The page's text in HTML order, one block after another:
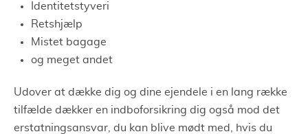
Identitetstyveri
Retshjælp
Mistet bagage
og meget andet
Udover at dække dig og dine ejendele i en lang række
tilfælde dækker en indboforsikring dig også mod det
erstatningsansvar, du kan blive mødt med, hvis du